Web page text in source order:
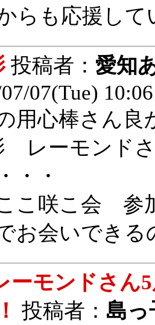
らも応援し
投稿者： 愛知
07(Tue)
用心棒さん良
レーモンド
・・
咲こ会 参加
お会いでき
ーモンドさん
投稿者： 島っ